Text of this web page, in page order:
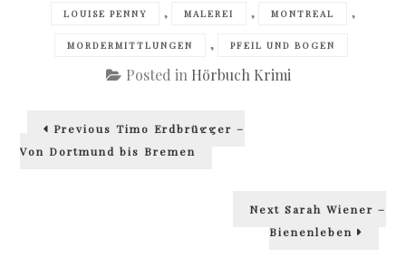
LOUISE PENNY , MALEREI , MONTREAL ,
MORDERMITTLUNGEN , PFEIL UND BOGEN
Posted in Hörbuch Krimi
Beitragsnavigation
Previous Previous
Timo Erdbrügger –
Von Dortmund bis Bremen
Next Next
Sarah Wiener –
Bienenleben